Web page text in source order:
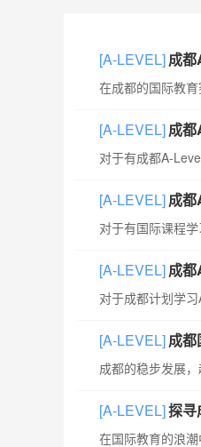
[A-LEVEL]成
[A-LEVEL]成
[A-LEVEL]成
[A-LEVEL]成
[A-LEVEL]成
[A-LEVEL]探寻